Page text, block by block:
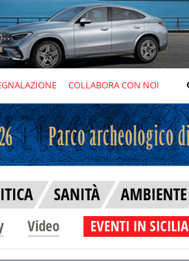
COLLABORA CON NOI
SANITÀ AMBIENTE
Video EVENTI IN SICILIA